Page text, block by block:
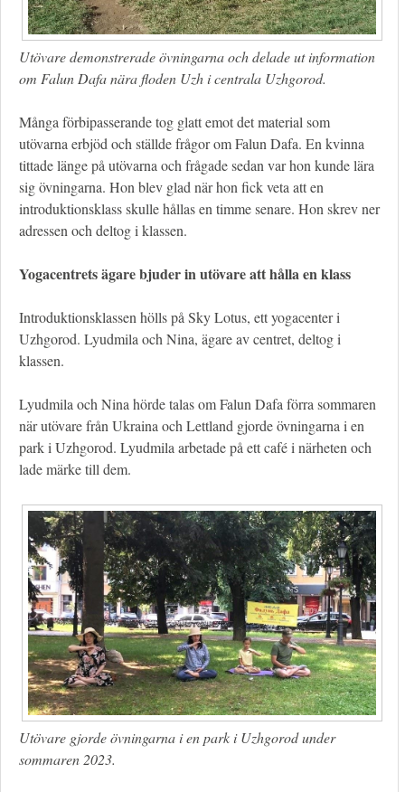
Utövare demonstrerade övningarna och delade ut information
om Falun Dafa nära floden Uzh i centrala Uzhgorod.
Många förbipasserande tog glatt emot det material som
utövarna erbjöd och ställde frågor om Falun Dafa. En kvinna
tittade länge på utövarna och frågade sedan var hon kunde lära
sig övningarna. Hon blev glad när hon fick veta att en
introduktionsklass skulle hållas en timme senare. Hon skrev ner
adressen och deltog i klassen.
Yogacentrets ägare bjuder in utövare att hålla en klass
Introduktionsklassen hölls på Sky Lotus, ett yogacenter i
Uzhgorod. Lyudmila och Nina, ägare av centret, deltog i
klassen.
Lyudmila och Nina hörde talas om Falun Dafa förra sommaren
när utövare från Ukraina och Lettland gjorde övningarna i en
park i Uzhgorod. Lyudmila arbetade på ett café i närheten och
lade märke till dem.
Utövare gjorde övningarna i en park i Uzhgorod under
sommaren 2023.